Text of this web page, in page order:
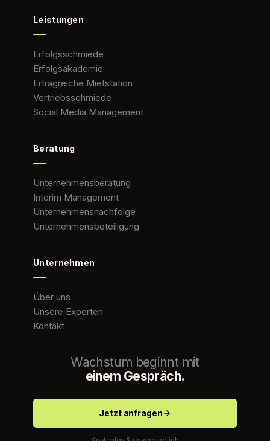
Leistungen
Erfolgsschmiede
Erfolgsakademie
Ertragreiche Mietstation
Vertriebsschmiede
Social Media Management
Beratung
Unternehmensberatung
Interim Management
Unternehmensnachfolge
Unternehmensbeteiligung
Unternehmen
Über uns
Unsere Experten
Kontakt
Wachstum beginnt mit
einem Gespräch.
Jetzt anfragen